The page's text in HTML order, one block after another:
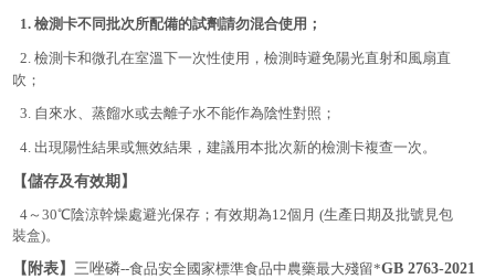
1.檢測卡不同批次所配備的試劑請勿混合使用；
2.檢測卡和微孔在室溫下一次性使用，檢測時避免陽光直射和風扇直
吹；
3. 自來水、蒸餾水或去離子水不能作為陰性對照；
4.出現陽性結果或無效結果，建議用本批次新的檢測卡複查一次。
【儲存及有效期】
4～30℃陰涼幹燥處避光保存；有效期為12個月 (生產日期及批號見包
裝盒)。
【 附表】三唑磷--食品安全國家標準食品中農藥最大殘留*GB 2763-2021